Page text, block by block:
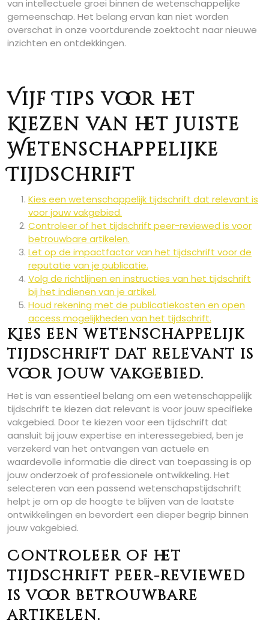
van intellectuele groei binnen de wetenschappelijke
gemeenschap. Het belang ervan kan niet worden
overschat in onze voortdurende zoektocht naar nieuwe
inzichten en ontdekkingen.
Vijf Tips voor het
Kiezen van het Juiste
Wetenschappelijke
Tijdschrift
Kies een wetenschappelijk tijdschrift dat relevant is
voor jouw vakgebied.
Controleer of het tijdschrift peer-reviewed is voor
betrouwbare artikelen.
Let op de impactfactor van het tijdschrift voor de
reputatie van je publicatie.
Volg de richtlijnen en instructies van het tijdschrift
bij het indienen van je artikel.
Houd rekening met de publicatiekosten en open
access mogelijkheden van het tijdschrift.
Kies een wetenschappelijk
tijdschrift dat relevant is
voor jouw vakgebied.
Het is van essentieel belang om een wetenschappelijk
tijdschrift te kiezen dat relevant is voor jouw specifieke
vakgebied. Door te kiezen voor een tijdschrift dat
aansluit bij jouw expertise en interessegebied, ben je
verzekerd van het ontvangen van actuele en
waardevolle informatie die direct van toepassing is op
jouw onderzoek of professionele ontwikkeling. Het
selecteren van een passend wetenschapstijdschrift
helpt je om op de hoogte te blijven van de laatste
ontwikkelingen en bevordert een dieper begrip binnen
jouw vakgebied.
Controleer of het
tijdschrift peer-reviewed
is voor betrouwbare
artikelen.